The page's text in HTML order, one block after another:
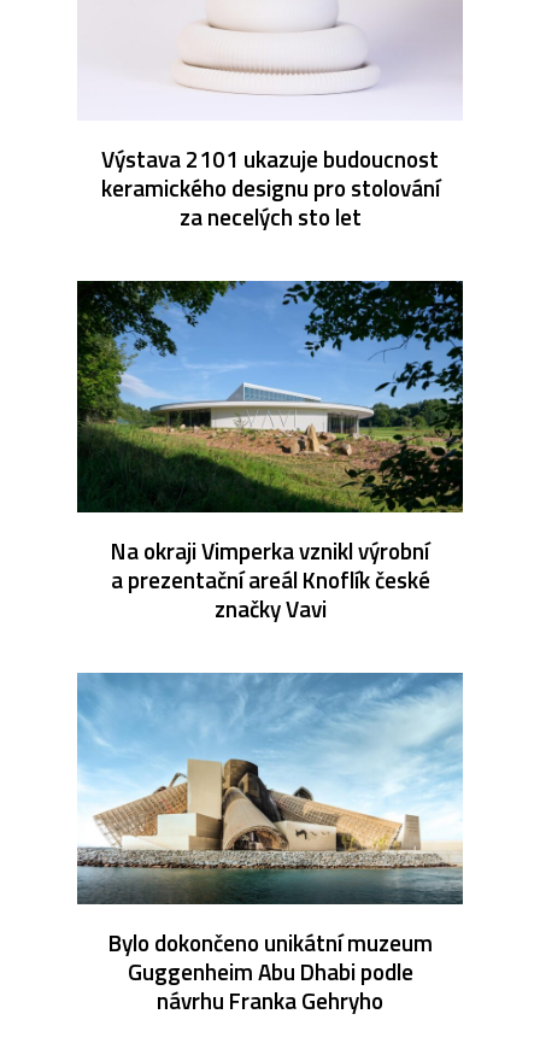
Výstava 2101 ukazuje budoucnost
keramického designu pro stolování
za necelých sto let
Na okraji Vimperka vznikl výrobní
a prezentační areál Knoflík české
značky Vavi
Bylo dokončeno unikátní muzeum
Guggenheim Abu Dhabi podle
návrhu Franka Gehryho